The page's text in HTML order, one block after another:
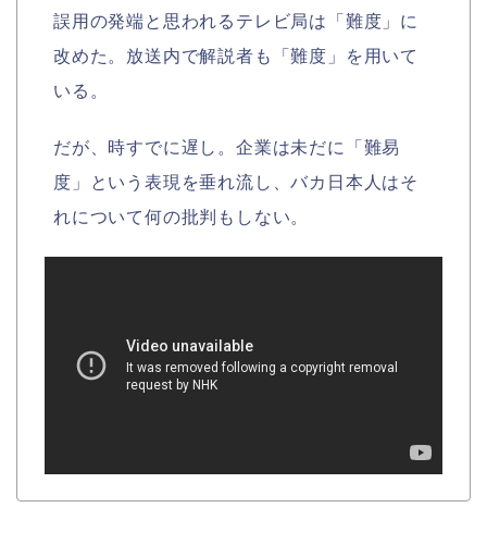
誤用の発端と思われるテレビ局は「難度」に
改めた。放送内で解説者も「難度」を用いて
いる。
だが、時すでに遅し。企業は未だに「難易
度」という表現を垂れ流し、バカ日本人はそ
れについて何の批判もしない。